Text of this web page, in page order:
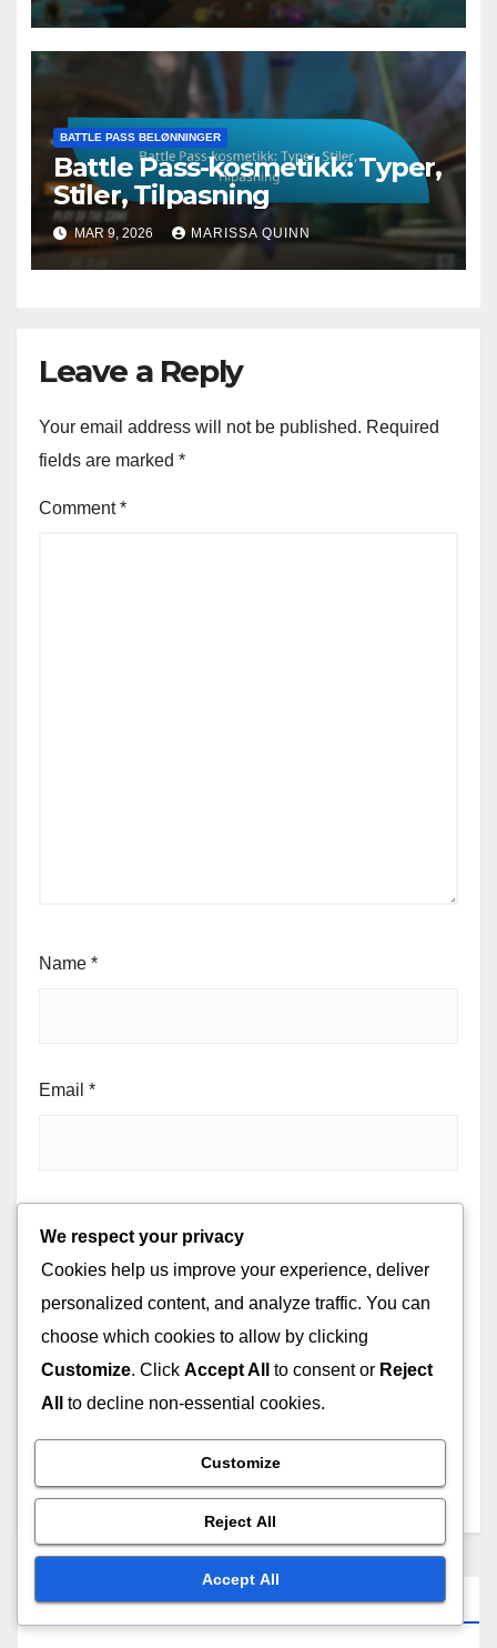
BATTLE PASS BELØNNINGER
Battle Pass-kosmetikk: Typer,
Stiler, Tilpasning
MAR 9, 2026 MARISSA QUINN
Leave a Reply
Your email address will not be published. Required
fields are marked *
Comment*
Name *
Email *
Save my name, email, and website in this browser for
the next time I comment.
Links
We respect your privacy
Cookies help us improve your experience, deliver
personalized content, and analyze traffic. You can
choose which cookies to allow by clicking
Customize. Click Accept All to consent or Reject
All
to decline non-essential cookies.
Customize
Reject All
Accept All